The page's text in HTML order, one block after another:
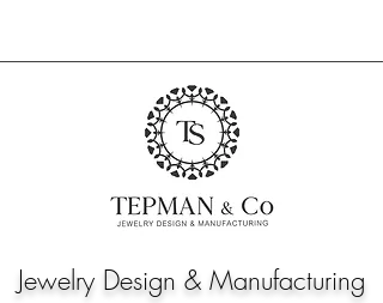
Jewelry Design & Manufacturing